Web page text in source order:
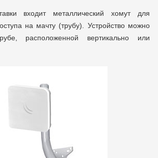
входит металлический хомут для
на мачту (трубу). Устройство можно
расположенной вертикально или